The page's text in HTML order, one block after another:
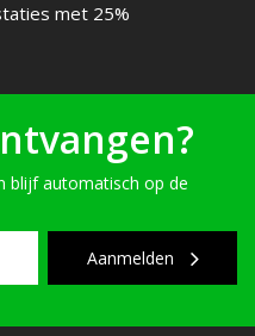
met 25%
blijf automatisch op de
Aanmelden